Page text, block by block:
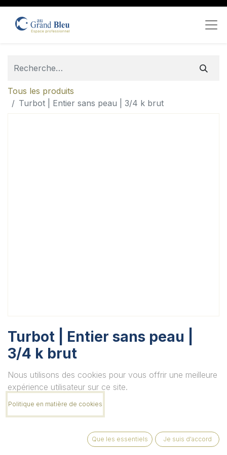
Tous les produits
Turbot | Entier sans peau | 3/4 k brut
Turbot | Entier sans peau |
3/4 k brut
Unité
Quantité
Nous utilisons des cookies pour vous offrir une meilleure
expérience utilisateur sur ce site.
Politique en matière de cookies
Que les essentiels Je suis d'accord